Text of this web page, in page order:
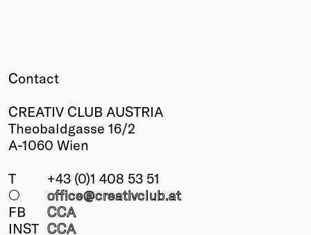
Contact
CREATIV CLUB AUSTRIA
Theobaldgasse 16/2
A-1060 Wien
T
+43 (0)1 408 53 51
○
office@creativclub.at
FB
CCA
INST CCA